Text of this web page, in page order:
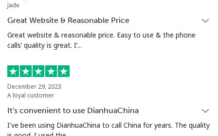
Jade
Great Website & Reasonable Price
Great website & reasonable price. Easy to use & the phone
calls’ quality is great. I’...
December 29, 2023
A loyal customer
It's convenient to use DianhuaChina
I've been using DianhuaChina to call China for years. The quality